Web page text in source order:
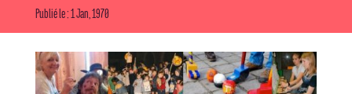
Publié le : 1 Jan, 1970